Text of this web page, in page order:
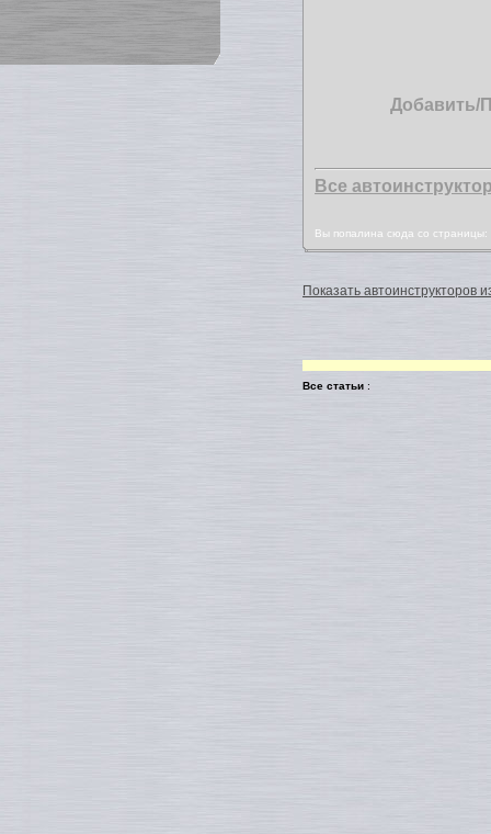
Добавить/
Все
Вы попалина сюда со
Показать автоинструкторов
Все статьи :